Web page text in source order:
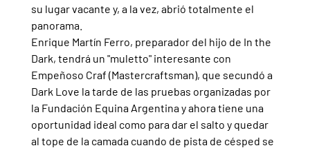
su lugar vacante y, a la vez, abrió totalmente el
panorama.
Enrique Martín Ferro, preparador del hijo de In the
Dark, tendrá un "muletto" interesante con
Empeñoso Craf (Mastercraftsman), que secundó a
Dark Love la tarde de las pruebas organizadas por
la Fundación Equina Argentina y ahora tiene una
oportunidad ideal como para dar el salto y quedar
al tope de la camada cuando de pista de césped se